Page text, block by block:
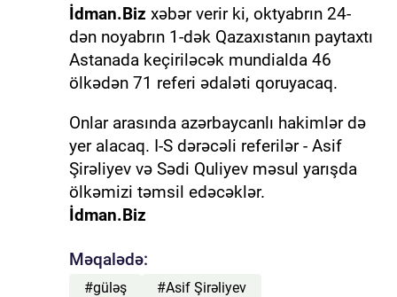
İdman.Biz xəbər verir ki, oktyabrın 24-
dən noyabrın 1-dək Qazaxıstanın paytaxtı
Astanada keçiriləcək mundialda 46
ölkədən 71 referi ədaləti qoruyacaq.
Onlar arasında azərbaycanlı hakimlər də
yer alacaq. I-S dərəcəli referilər - Asif
Şirəliyev və Sədi Quliyev məsul yarışda
ölkəmizi təmsil edəcəklər.
İdman.Biz
Məqalədə:
#güləş
#Asif Şirəliyev